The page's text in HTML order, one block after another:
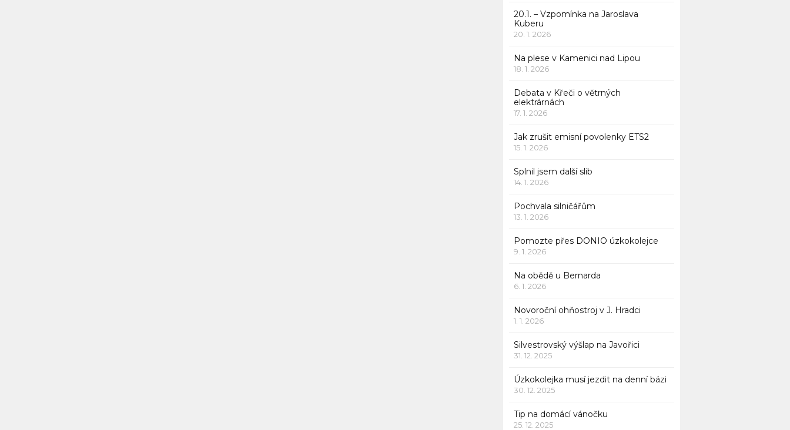
20.1. – Vzpomínka na Jaroslava
Kuberu
20. 1. 2026
Na plese v Kamenici nad Lipou
18. 1. 2026
Debata v Křeči o větrných
elektrárnách
17. 1. 2026
Jak zrušit emisní povolenky ETS2
15. 1. 2026
Splnil jsem další slib
14. 1. 2026
Pochvala silničářům
13. 1. 2026
Pomozte přes DONIO úzkokolejce
9. 1. 2026
Na obědě u Bernarda
6. 1. 2026
Novoroční ohňostroj v J. Hradci
1. 1. 2026
Silvestrovský výšlap na Javořici
31. 12. 2025
Úzkokolejka musí jezdit na denní bázi
30. 12. 2025
Tip na domácí vánočku
25. 12. 2025